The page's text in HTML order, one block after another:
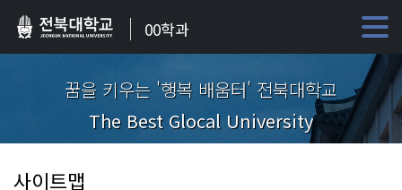
00학과
꿈을 키우는 '행복 배움터' 전북대학교
The Best Glocal University
사이트맵